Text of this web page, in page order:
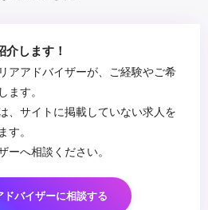
します！
アアドバイザーが、ご経験やご希
ます。
、サイトに掲載していない求人を
す。
ーへ相談ください。
ドバイザーに相談する